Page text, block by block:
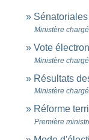
Ministère
Vote
Ministère
Résultats
Ministère
Réforme
Première